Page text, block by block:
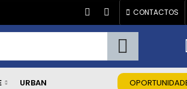
CONTACTOS
URBAN